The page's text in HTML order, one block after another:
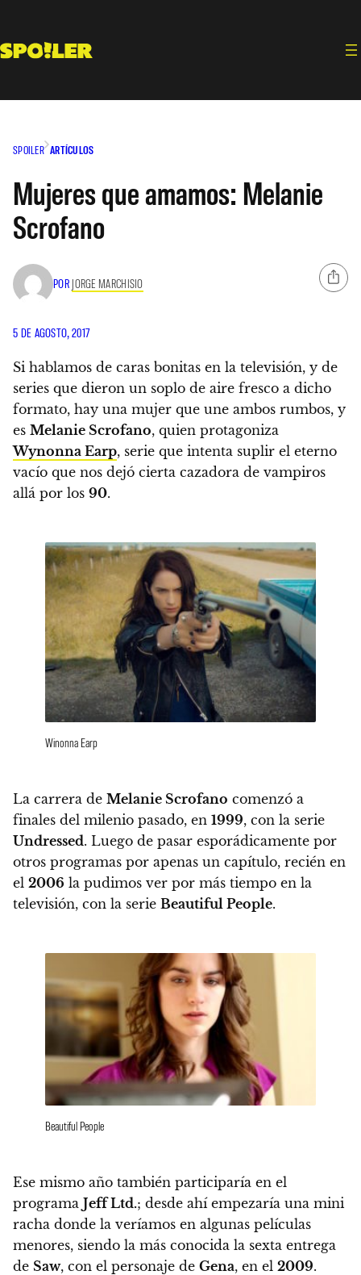
contenido
SPOILER ARTÍCULOS
Mujeres que amamos: Melanie
Scrofano
POR JORGE MARCHISIO
5 DE AGOSTO, 2017
Si hablamos de caras bonitas en la televisión, y de
series que dieron un soplo de aire fresco a dicho
formato, hay una mujer que une ambos rumbos, y
es Melanie Scrofano, quien protagoniza
Wynonna Earp, serie que intenta suplir el eterno
vacío que nos dejó cierta cazadora de vampiros
allá por los 90.
Winonna Earp
La carrera de Melanie Scrofano comenzó a
finales del milenio pasado, en 1999, con la serie
Undressed. Luego de pasar esporádicamente por
otros programas por apenas un capítulo, recién en
el 2006 la pudimos ver por más tiempo en la
televisión, con la serie Beautiful People.
Beautiful People
Ese mismo año también participaría en el
programa Jeff Ltd.; desde ahí empezaría una mini
racha donde la veríamos en algunas películas
menores, siendo la más conocida la sexta entrega
de Saw, con el personaje de Gena, en el 2009.